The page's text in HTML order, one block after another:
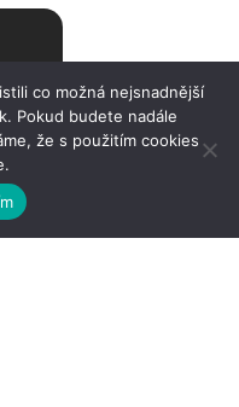
co možná nejsnadnější
Pokud budete nadále
že s použitím cookies